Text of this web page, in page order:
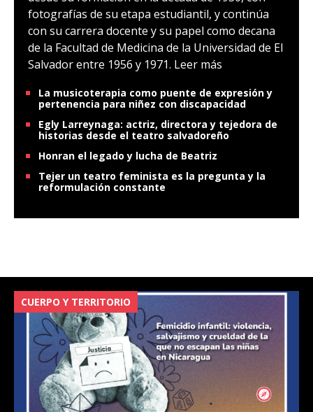
fotografías de su etapa estudiantil, y continúa
con su carrera docente y su papel como decana
de la Facultad de Medicina de la Universidad de El
Salvador entre 1956 y 1971. Leer más
La musicoterapia como puente de expresión y
pertenencia para niñez con discapacidad
Egly Larreynaga: actriz, directora y tejedora de
historias desde el teatro salvadoreño
Honran el legado y lucha de Beatriz
Tejer un teatro feminista es la pregunta y la
reformulación constante
CUERPO Y TERRITORIO